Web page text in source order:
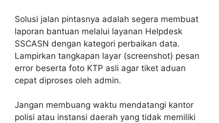
Solusi jalan pintasnya adalah segera membuat
laporan bantuan melalui layanan Helpdesk
SSCASN dengan kategori perbaikan data.
Lampirkan tangkapan layar (screenshot) pesan
error beserta foto KTP asli agar tiket aduan
cepat diproses oleh admin.
Jangan membuang waktu mendatangi kantor
polisi atau instansi daerah yang tidak memiliki